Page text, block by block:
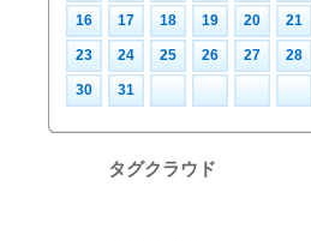
16 17 18 19 20 21
23 24 25 26 27 28
30 31
タグクラウド